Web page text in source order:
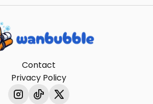
ブル - Chill in the ocean!
Contact
Privacy Policy
Instagram
TikTokX (Twitter)